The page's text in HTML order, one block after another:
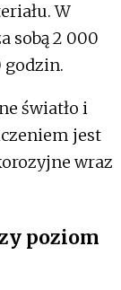
W
sobą 2 000
godzin.
światło i
jest
wraz
poziom